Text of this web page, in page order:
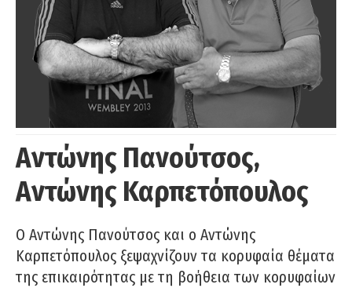
Αντώνης Πανούτσος,
Αντώνης Καρπετόπουλος
Ο Αντώνης Πανούτσος και ο Αντώνης
Καρπετόπουλος ξεψαχνίζουν τα κορυφαία θέματα
της επικαιρότητας με τη βοήθεια των κορυφαίων